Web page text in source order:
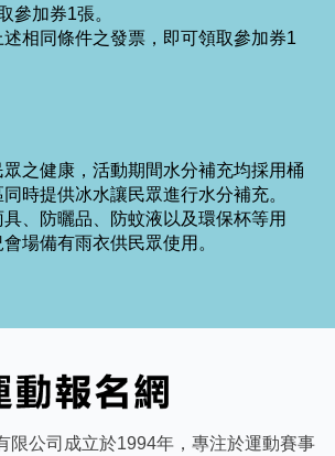
參加券1張。
相同條件之發票，即可領取參加券1
之健康，活動期間水分補充均採用桶
時提供冰水讓民眾進行水分補充。
、防曬品、防蚊液以及環保杯等用
場備有雨衣供民眾使用。
限公司成立於1994年，專注於運動賽事